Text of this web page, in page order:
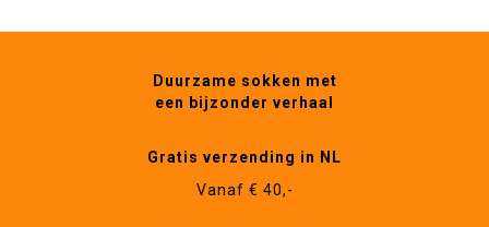
Duurzame sokken met
een bijzonder verhaal
Gratis verzending in NL
Vanaf € 40,-